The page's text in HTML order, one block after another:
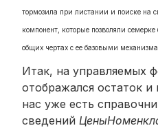
тормозила при листании и поиске на
компонент, которые позволяли
общих чертах с ее базовыми
Итак, на управляемых
отображался остаток
нас уже есть
сведений